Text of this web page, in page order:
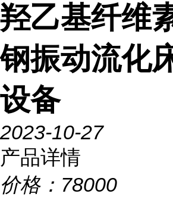
羟乙基纤维
钢振动流化
设备
2023-10-27
产品详情
价格： 78000